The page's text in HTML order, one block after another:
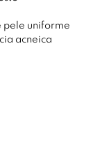
pele uniforme
acneica